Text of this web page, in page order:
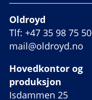
Oldroyd
Tlf: +47 35 98 75 50
mail@oldroyd.no
Hovedkontor og
produksjon
Isdammen 25